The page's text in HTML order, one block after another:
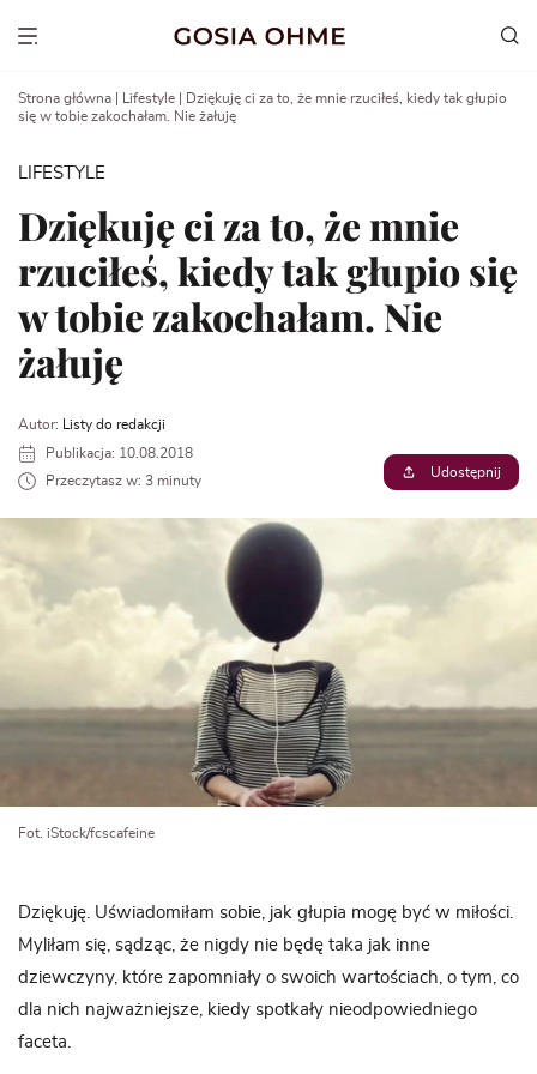
Show menu
Strona główna Lifestyle
Dziękuję ci za to, że mnie rzuciłeś, kiedy tak głupio
się w tobie zakochałam. Nie żałuję
LIFESTYLE
Dziękuję ci za to, że mnie
rzuciłeś, kiedy tak głupio się
w tobie zakochałam. Nie
żałuję
Autor:
Listy do redakcji
Publikacja: 10.08.2018
Przeczytasz w: 3 minuty
Udostępnij
Fot. iStock/fcscafeine
Dziękuję. Uświadomiłam sobie, jak głupia mogę być w miłości.
Myliłam się, sądząc, że nigdy nie będę taka jak inne
dziewczyny, które zapomniały o swoich wartościach, o tym, co
dla nich najważniejsze, kiedy spotkały nieodpowiedniego
faceta.